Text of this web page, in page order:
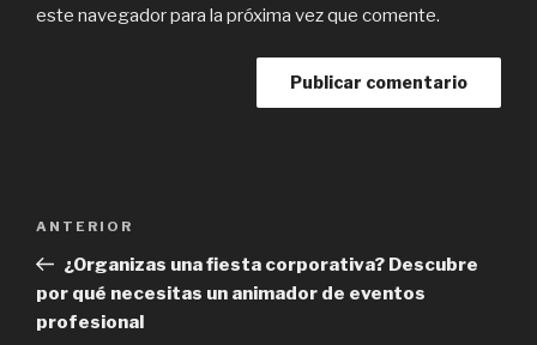
este navegador para la próxima vez que comente.
entradas
Previous
Post
ANTERIOR
¿Organizas una fiesta corporativa? Descubre
por qué necesitas un animador de eventos
profesional